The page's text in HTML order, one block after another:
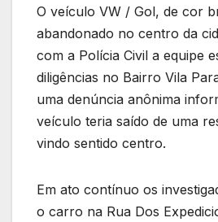
O veículo VW / Gol, de cor
abandonado no centro da
com a Polícia Civil a equipe
diligências no Bairro Vila
uma denúncia anônima
veículo teria saído de uma
vindo sentido centro.
Em ato contínuo os
o carro na Rua Dos